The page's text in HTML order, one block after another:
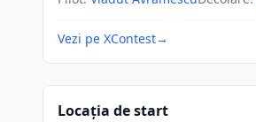
Vezi pe XContest→
Locația de start